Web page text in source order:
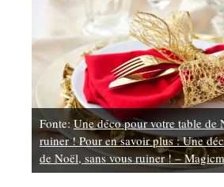
Fonte:Une déco pour votre table de
ruiner ! Pour en savoir plus : Une
de Noël, sans vous ruiner ! –